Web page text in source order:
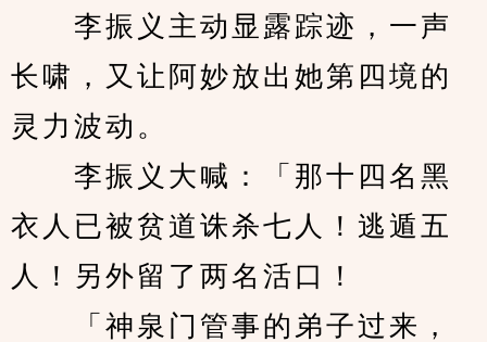
李振义主动显露踪迹，一声
长啸，又让阿妙放出她第四境的
灵力波动。
李振义大喊：「那十四名黑
衣人已被贫道诛杀七人！逃遁五
人！另外留了两名活口！
「神泉门管事的弟子过来，